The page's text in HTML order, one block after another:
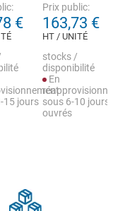
€
15 jours
Prix public:
163,73 €
HT / UNITÉ
stocks /
disponibilité
En
sous 6-10 jours
ouvrés